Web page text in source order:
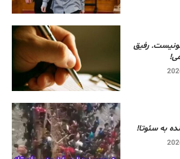
رفیق
به سئوتا!